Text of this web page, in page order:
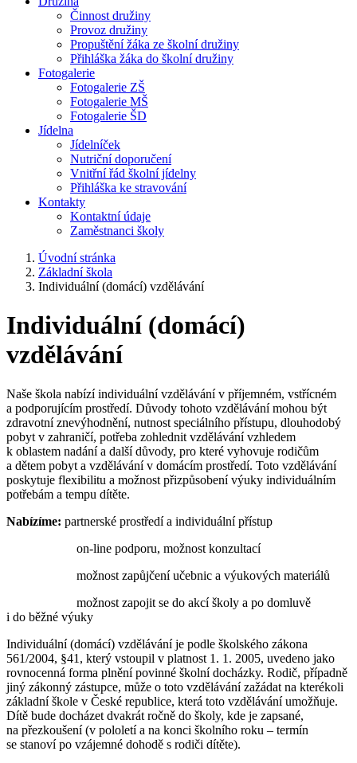
Činnost družiny
Provoz družiny
Propuštění žáka ze školní družiny
Přihláška žáka do školní družiny
Fotogalerie
Fotogalerie ZŠ
Fotogalerie MŠ
Fotogalerie ŠD
Jídelna
Jídelníček
Nutriční doporučení
Vnitřní řád školní jídelny
Přihláška ke stravování
Kontakty
Kontaktní údaje
Zaměstnanci školy
Úvodní stránka
Základní škola
Individuální (domácí) vzdělávání
Individuální (domácí)
vzdělávání
Naše škola nabízí individuální vzdělávání v příjemném, vstřícném
a podporujícím prostředí. Důvody tohoto vzdělávání mohou být
zdravotní znevýhodnění, nutnost speciálního přístupu, dlouhodobý
pobyt v zahraničí, potřeba zohlednit vzdělávání vzhledem
k oblastem nadání a další důvody, pro které vyhovuje rodičům
a dětem pobyt a vzdělávání v domácím prostředí. Toto vzdělávání
poskytuje flexibilitu a možnost přizpůsobení výuky individuálním
potřebám a tempu dítěte.
Nabízíme: partnerské prostředí a individuální přístup
on-line podporu, možnost konzultací
možnost zapůjčení učebnic a výukových materiálů
možnost zapojit se do akcí školy a po domluvě
i do běžné výuky
Individuální (domácí) vzdělávání je podle školského zákona
561/2004, §41, který vstoupil v platnost 1. 1. 2005, uvedeno jako
rovnocenná forma plnění povinné školní docházky. Rodič, případně
jiný zákonný zástupce, může o toto vzdělávání zažádat na kterékoli
základní škole v České republice, která toto vzdělávání umožňuje.
Dítě bude docházet dvakrát ročně do školy, kde je zapsané,
na přezkoušení (v pololetí a na konci školního roku – termín
se stanoví po vzájemné dohodě s rodiči dítěte).